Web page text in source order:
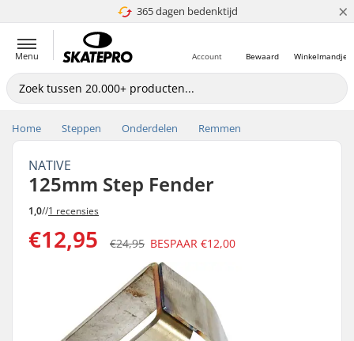
365 dagen bedenktijd
4.8 van 5 ×
Menu Winkelmandje
Bewaard
Account
Home Steppen Onderdelen Remmen
NATIVE
125mm Step Fender
1,0//1 recensies
€12,95 €24,95 BESPAAR €12,00